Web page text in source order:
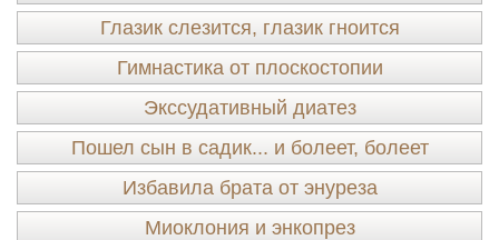
Глазик слезится, глазик гноится
Гимнастика от плоскостопии
Экссудативный диатез
Пошел сын в садик... и болеет, болеет
Избавила брата от энуреза
Миоклония и энкопрез